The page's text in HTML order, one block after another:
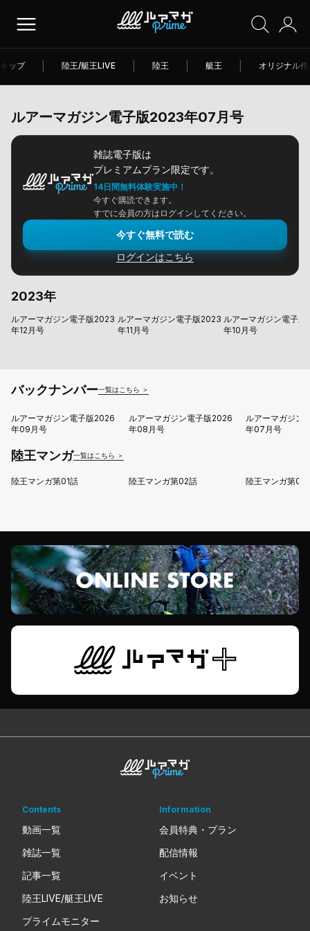
トップ 陸王/艇王LIVE 陸王 艇王 オリジナル
ルアーマガジン電子版2023年07月号
雑誌電子版は
プレミアムプラン限定です。
14日間無料体験実施中！
今すぐ購読できます。
すでに会員の方はログインしてください。
今すぐ無料で読む
ログインはこちら
2023年
ルアーマガジン電子版2023
年12月号
ルアーマガジン電子版2023
年11月号
ルアーマガジン電子
年10月号
バックナンバー一覧はこちら ＞
ルアーマガジン電子版2026
年09月号
ルアーマガジン電子版2026
年08月号
ルアーマガジン
年07月号
陸王マンガ一覧はこちら ＞
陸王マンガ第01話 陸王マンガ第02話 陸王マンガ第03
Contents
動画一覧
雑誌一覧
記事一覧
陸王LIVE/艇王LIVE
プライムモニター
Information
会員特典・プラン
配信情報
イベント
お知らせ